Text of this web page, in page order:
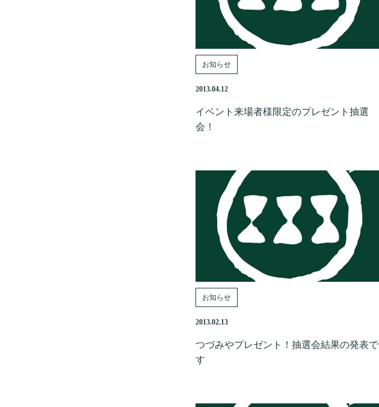
お知らせ
2013.04.12
イベント来場者様限定のプレゼント抽選
会！
お知らせ
2013.02.13
つづみやプレゼント！抽選会結果の発表で
す